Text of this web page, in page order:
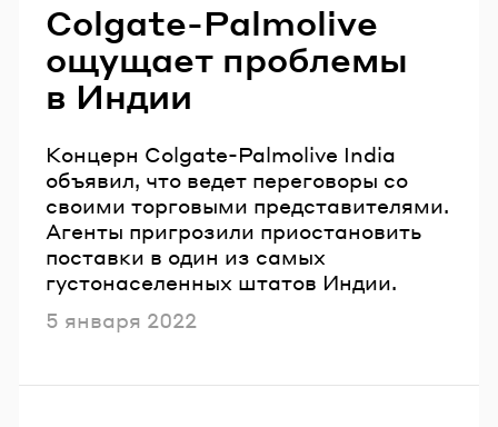
Colgate-Palmolive
ощущает проблемы
в Индии
Концерн Colgate-Palmolive India
объявил, что ведет переговоры со
своими торговыми представителями.
Агенты пригрозили приостановить
поставки в один из самых
густонаселенных штатов Индии.
Опубликовано
5 января 2022